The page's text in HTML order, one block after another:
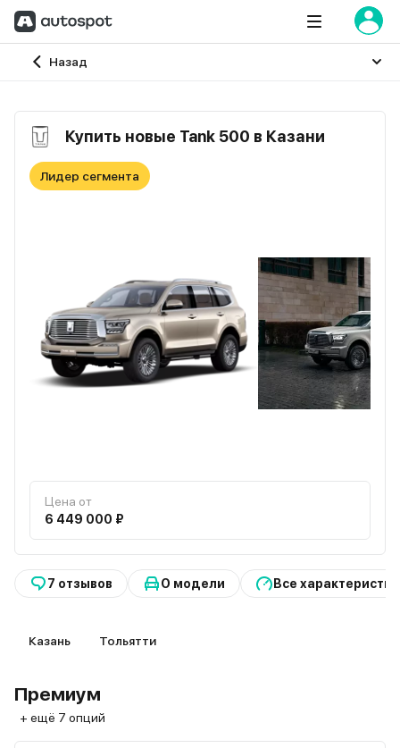
Назад
Главная
Купить новые Tank 500 в Казани
Лидер сегмента
Цена от
6 449 000 ₽
7 отзывов О модели Все
Казань Тольятти
Премиум
+ ещё 7 опций